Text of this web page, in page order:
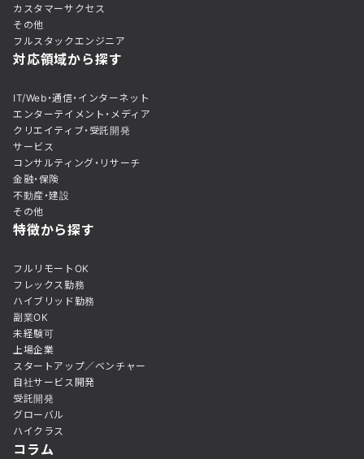
カスタマーサクセス
その他
フルスタックエンジニア
対応領域から探す
IT/Web・通信・インターネット
エンターテイメント・メディア
クリエイティブ・受託開発
サービス
コンサルティング・リサーチ
金融・保険
不動産・建設
その他
特徴から探す
フルリモートOK
フレックス勤務
ハイブリッド勤務
副業OK
未経験可
上場企業
スタートアップ／ベンチャー
自社サービス開発
受託開発
グローバル
ハイクラス
コラム